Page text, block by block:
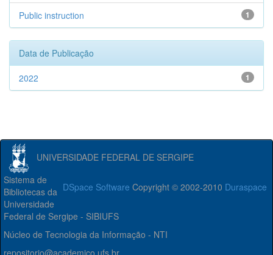
1
Public instruction
Data de Publicação
1
2022
UNIVERSIDADE FEDERAL DE SERGIPE
DSpace Software Copyright © 2002-2010 Duraspace
Sistema de
Bibliotecas da
Universidade
Federal de Sergipe - SIBIUFS
Núcleo de Tecnologia da Informação - NTI
repositorio@academico.ufs.br